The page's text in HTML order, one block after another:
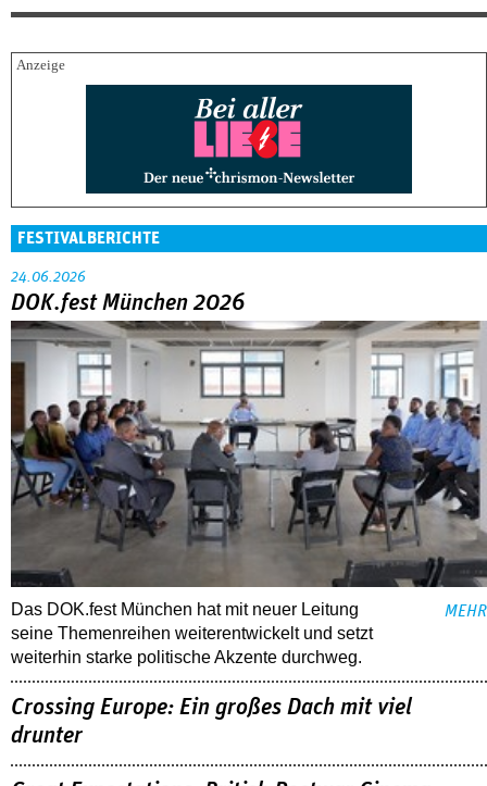
FESTIVALBERICHTE
24.06.2026
DOK.fest München 2026
Das DOK.fest München hat mit neuer Leitung
seine Themenreihen weiterentwickelt und setzt
weiterhin starke politische Akzente durchweg.
MEHR
Crossing Europe: Ein großes Dach mit viel
drunter